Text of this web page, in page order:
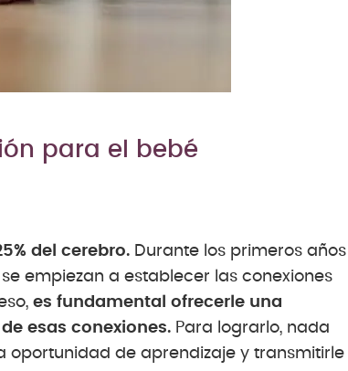
para el bebé
del cerebro. Durante los primeros años
empiezan a establecer las conexiones
es fundamental ofrecerle una
esas conexiones. Para lograrlo, nada
de aprendizaje y transmitirle